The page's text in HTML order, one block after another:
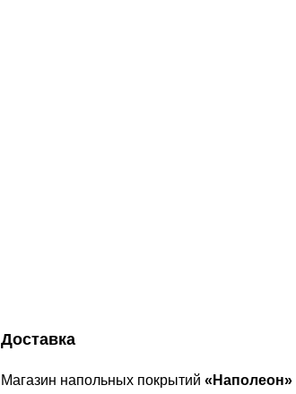
Доставка
Магазин напольных покрытий «Наполеон»